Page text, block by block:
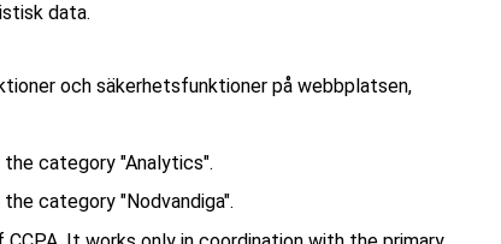
data.
och säkerhetsfunktioner på webbplatsen,
category "Analytics".
category "Nodvandiga".